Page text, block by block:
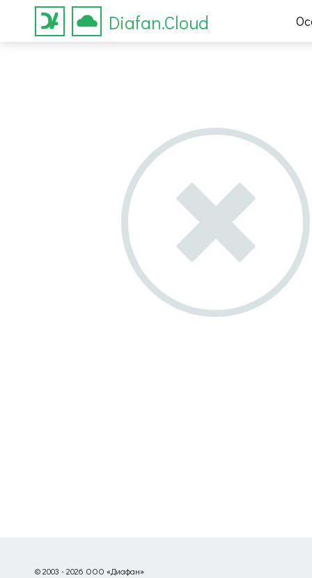
Diafan.Cloud
© 2003 - 2026 ООО «Диафан»